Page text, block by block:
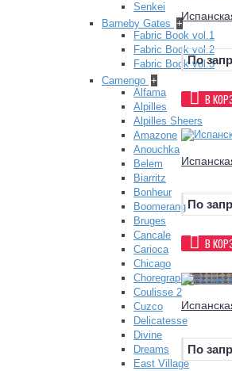
Senkei
Barneby Gates +
Fabric Book vol.1
Fabric Book vol.2
Fabric Book vol.3
Camengo +
Alfama
Alpilles
Alpilles Sheers
Amazone
Anouchka
Belem
Biarritz
Bonheur
Boomerang
Bruges
Cancale
Carioca
Chicago
Choregraphie
Coulisse 2
Cuzco
Delicatesse
Divine
Dreams
East Village
По
В
По
В
По